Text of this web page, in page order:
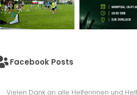
Facebook Posts
Vielen Dank an alle Helferinnen und